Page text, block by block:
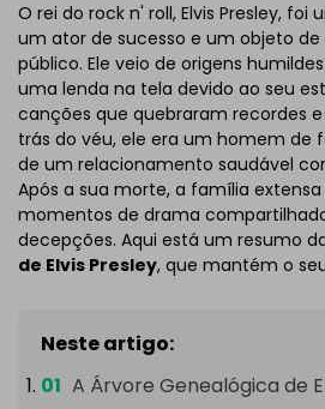
O rei do rock n' roll, Elvis Presley,
um ator de sucesso e um objeto
público. Ele veio de origens
uma lenda na tela devido ao seu
canções que quebraram recordes
trás do véu, ele era um homem de
de um relacionamento saudável
Após a sua morte, a família
momentos de drama
decepções. Aqui está um resumo
de Elvis Presley, que mantém o
Neste artigo:
A Árvore Genealógica de